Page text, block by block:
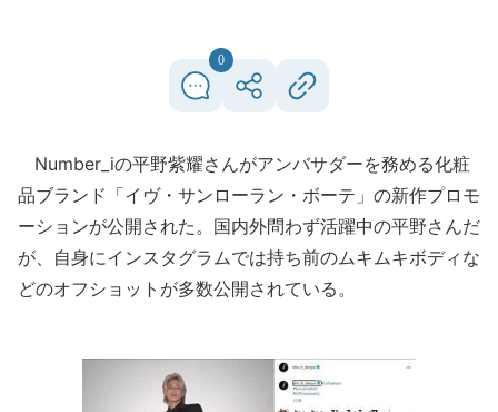
0
Number_iの平野紫耀さんがアンバサダーを務める化粧
品ブランド「イヴ・サンローラン・ボーテ」の新作プロモ
ーションが公開された。国内外問わず活躍中の平野さんだ
が、自身にインスタグラムでは持ち前のムキムキボディな
どのオフショットが多数公開されている。